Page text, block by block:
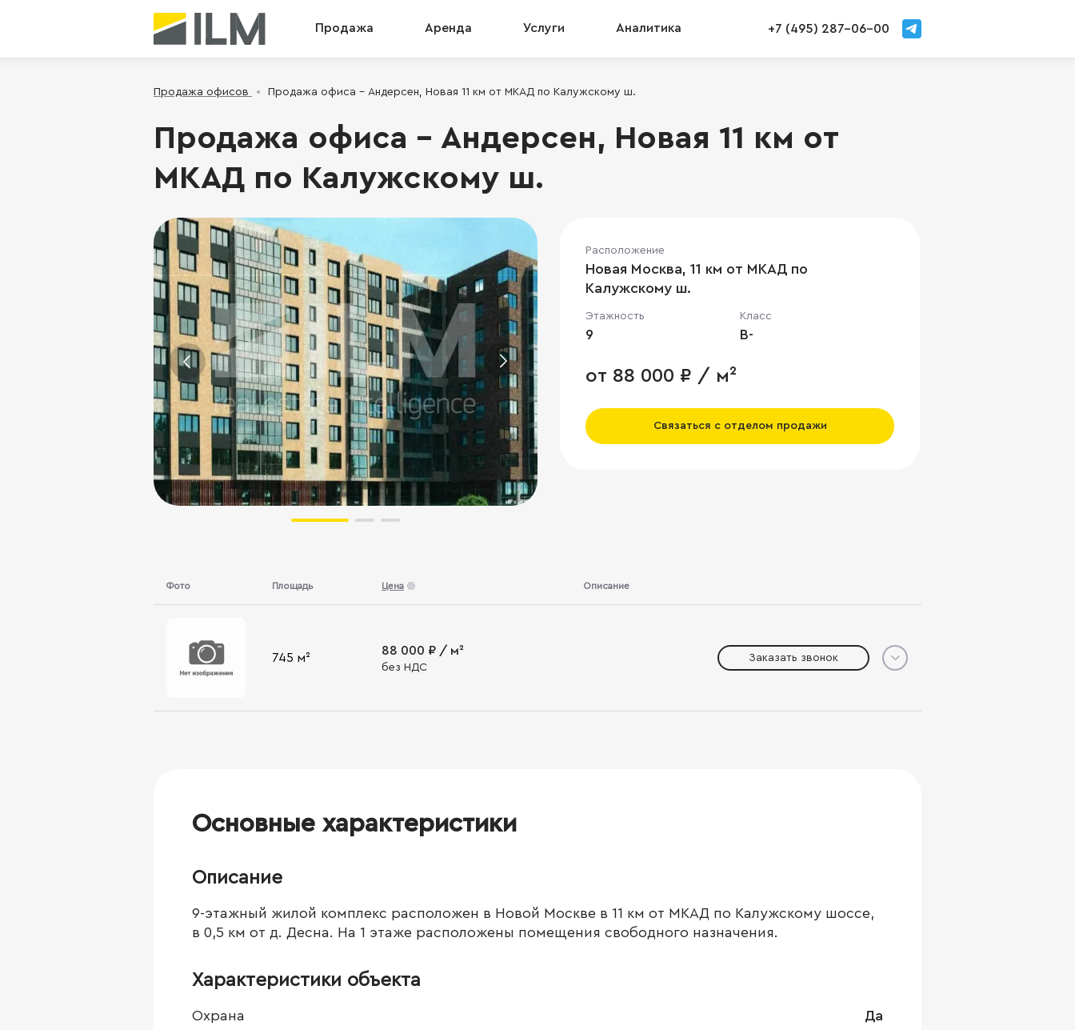
Продажа Аренда Услуги Аналитика +7 (495) 287-06-00
Продажа офисов Продажа офиса - Андерсен, Новая 11 км от МКАД по Калужскому ш.
Продажа офиса - Андерсен, Новая 11 км от
МКАД по Калужскому ш.
Расположение
Новая Москва, 11 км от МКАД по
Калужскому ш.
Этажность
9
Класс
B-
от 88 000 ₽ / м²
Связаться с отделом продажи
Фото Площадь Цена Описание
745 м²
88 000 ₽ / м²
без НДС
Заказать звонок
Основные характеристики
Описание
9-этажный жилой комплекс расположен в Новой Москве в 11 км от МКАД по Калужскому шоссе,
в 0,5 км от д. Десна. На 1 этаже расположены помещения свободного назначения.
Характеристики объекта
Охрана Да